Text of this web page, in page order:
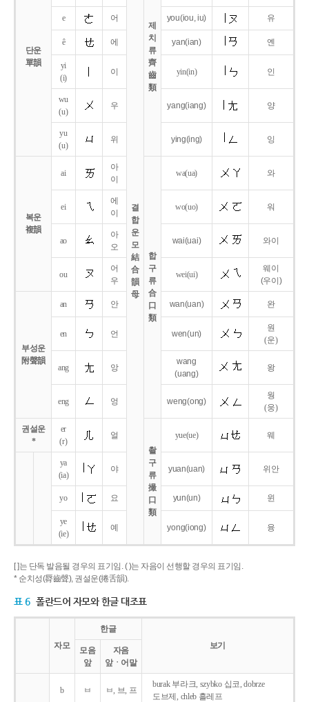
단운
單韻
결
합
운
모
結
合
韻
母
제
치
류
齊
齒
類
e 어 you(iou,iu) 유
ê 에 yan(ian) 옌
yi
(i)
이 yin(in) 인
wu
(u)
우 yang(iang) 양
yu
(u)
위 ying(ing) 잉
복운
複韻
ai
아
이
합
구
류
合
口
類
wa(ua) 와
ei
에
이
wo(uo) 워
ao
아
오
wai(uai) 와이
ou
어
우
wei(ui)
웨이
(우이)
부성운
附聲韻
an 안 wan(uan) 완
en 언 wen(un)
원
(운)
ang 앙
wang
(uang)
왕
eng 엉 weng(ong)
웡
(웅)
권설운
*
er
(r)
얼
촬
구
류
撮
口
類
yue(ue) 웨
ya
(ia)
야 yuan(uan) 위안
yo 요 yun(un) 윈
ye
(ie)
예 yong(iong) 융
[ ]는 단독 발음될 경우의 표기임. ( )는 자음이 선행할 경우의 표기임.
* 순치성(脣齒聲), 권설운(捲舌韻).
표 6 폴란드어 자모와 한글 대조표
자모
한글
보기
모음
앞
자음
앞ㆍ어말
b ㅂ ㅂ, 브, 프
burak 부라크, szybko 십코, dobrze
도브제, chleb 흘레프